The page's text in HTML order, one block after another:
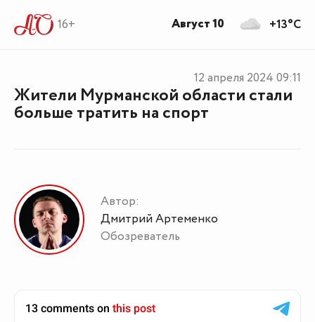
16+
Жители Мурманской области стали
больше тратить на спорт
12 апреля 2024 09:11
Автор:
Дмитрий Артеменко
Обозреватель
+13°C
Август 10